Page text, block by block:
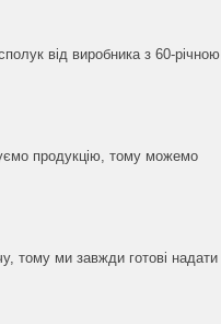
від виробника з 60-річною
продукцію, тому можемо
тому ми завжди готові надати